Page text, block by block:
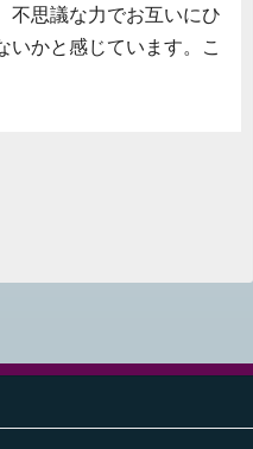
不思議な力でお互いにひ
いかと感じています。こ